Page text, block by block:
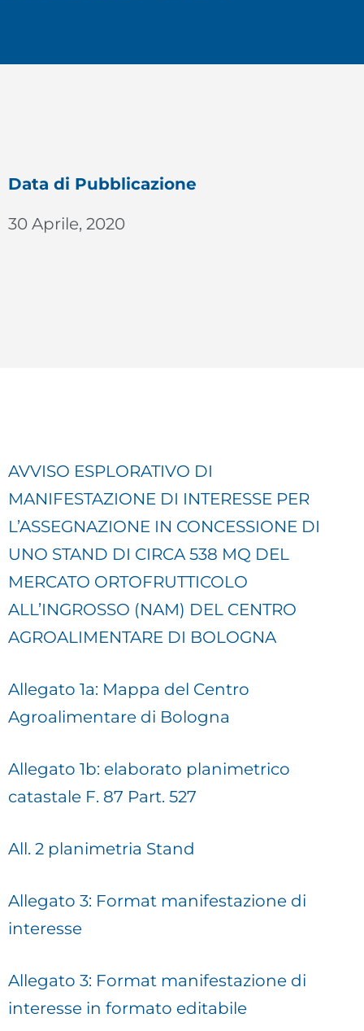
Data di Pubblicazione
30 Aprile, 2020
AVVISO ESPLORATIVO DI
MANIFESTAZIONE DI INTERESSE PER
L’ASSEGNAZIONE IN CONCESSIONE DI
UNO STAND DI CIRCA 538 MQ DEL
MERCATO ORTOFRUTTICOLO
ALL’INGROSSO (NAM) DEL CENTRO
AGROALIMENTARE DI BOLOGNA
Allegato 1a: Mappa del Centro
Agroalimentare di Bologna
Allegato 1b: elaborato planimetrico
catastale F. 87 Part. 527
All. 2 planimetria Stand
Allegato 3: Format manifestazione di
interesse
Allegato 3: Format manifestazione di
interesse in formato editabile